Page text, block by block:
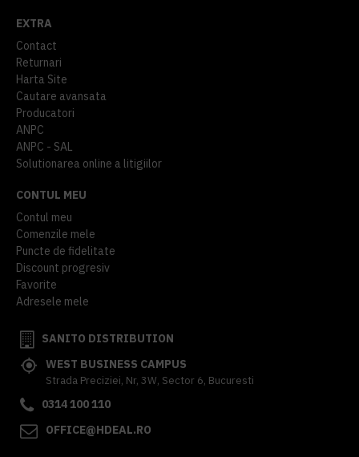
EXTRA
Contact
Returnari
Harta Site
Cautare avansata
Producatori
ANPC
ANPC - SAL
Solutionarea online a litigiilor
CONTUL MEU
Contul meu
Comenzile mele
Puncte de fidelitate
Discount progresiv
Favorite
Adresele mele
SANITO DISTRIBUTION
WEST BUSINESS CAMPUS
Strada Preciziei, Nr, 3W, Sector 6, Bucuresti
0314 100 110
OFFICE@HDEAL.RO